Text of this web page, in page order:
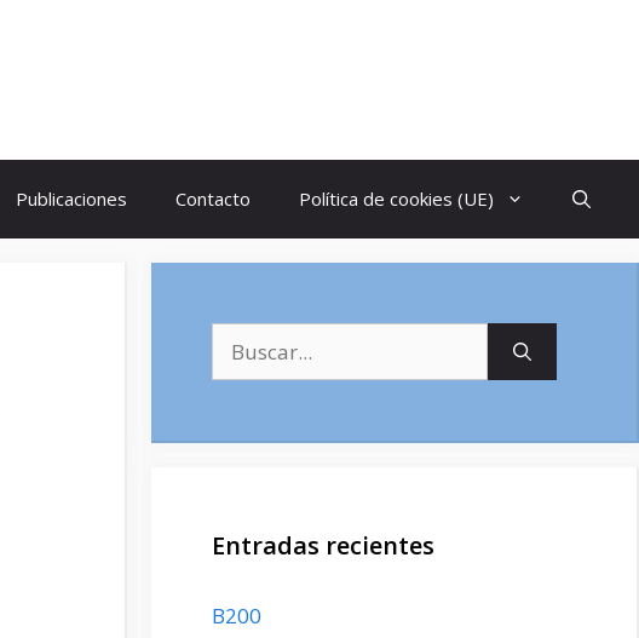
Publicaciones Contacto Política de cookies (UE)
Entradas recientes
B200